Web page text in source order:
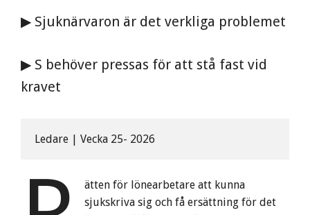
▶ Sjuknärvaron är det verkliga problemet
▶ S behöver pressas för att stå fast vid
kravet
Ledare | Vecka 25- 2026
ätten för lönearbetare att kunna
sjukskriva sig och få ersättning för det